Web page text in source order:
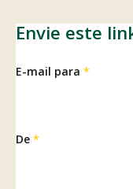
Envie este
E-mail para *
De *